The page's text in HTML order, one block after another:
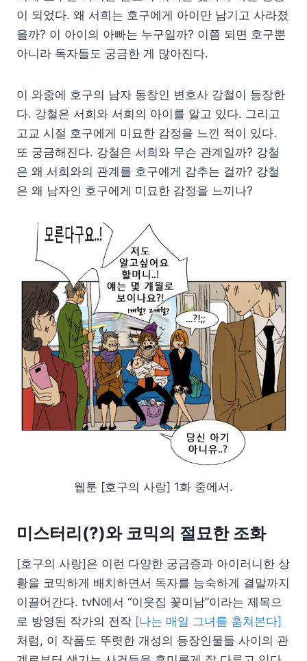
이 되었다. 왜 서희는 호구에게 아이만 남기고 사라졌
을까? 이 아이의 아빠는 누구일까? 이쯤 되면 호구뿐
아니라 독자들도 궁금한 게 많아진다.
이 와중에 호구의 남자 동창인 변호사 강철이 등장한
다. 강철은 서희와 서희의 아이를 알고 있다. 그리고
고교 시절 호구에게 미묘한 감정을 느낀 적이 있다.
또 궁금해진다. 강철은 서희와 무슨 관계일까? 강철
은 왜 서희와의 관계를 호구에게 감추는 걸까? 강철
은 왜 남자인 호구에게 미묘한 감정을 느끼나?
웹툰 [호구의 사랑] 1화 중에서.
미스터리(?)와 코믹의 절묘한 조화
[호구의 사랑]은 이런 다양한 궁금증과 아이러니한 상
황을 코믹하게 배치하면서 독자를 능숙하게 결말까지
이끌어간다. tvN에서 “이웃집 꽃미남”이라는 제목으
로 방영된 작가의 전작 [나는 매일 그녀를 훔쳐본다]
처럼, 이 작품도 뚜렷한 개성의 등장인물들 사이의 관